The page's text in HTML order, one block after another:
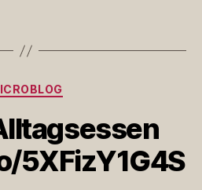
Kategorien
5XFizY1G4S